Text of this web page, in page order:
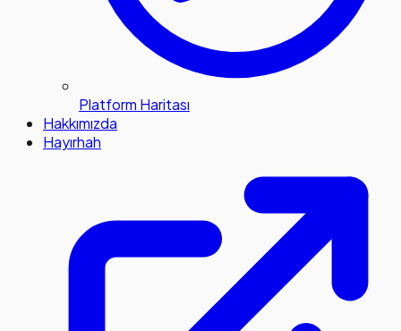
Platform Haritası
Hakkımızda
Hayırhah